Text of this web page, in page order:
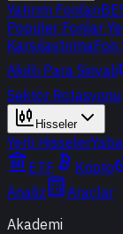
Yatırım Fonları
Popüler Fonlar
KarşılaştırmaFon
Akıllı Para Sinyali
Sektör Rotasyonu
Hisseler
Yerli Hisseler
ETF
Kripto
Analiz
Araçlar
Akademi